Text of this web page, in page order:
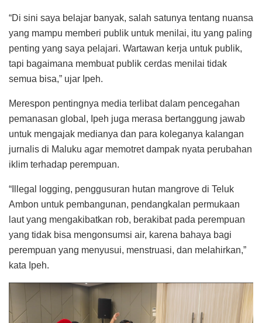
“Di sini saya belajar banyak, salah satunya tentang nuansa
yang mampu memberi publik untuk menilai, itu yang paling
penting yang saya pelajari. Wartawan kerja untuk publik,
tapi bagaimana membuat publik cerdas menilai tidak
semua bisa,” ujar Ipeh.
Merespon pentingnya media terlibat dalam pencegahan
pemanasan global, Ipeh juga merasa bertanggung jawab
untuk mengajak medianya dan para koleganya kalangan
jurnalis di Maluku agar memotret dampak nyata perubahan
iklim terhadap perempuan.
“Illegal logging, penggusuran hutan mangrove di Teluk
Ambon untuk pembangunan, pendangkalan permukaan
laut yang mengakibatkan rob, berakibat pada perempuan
yang tidak bisa mengonsumsi air, karena bahaya bagi
perempuan yang menyusui, menstruasi, dan melahirkan,”
kata Ipeh.